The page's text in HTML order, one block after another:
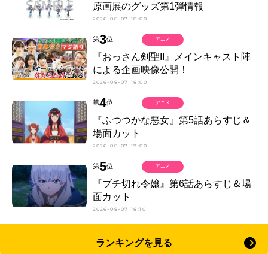
原画展のグッズ第1弾情報
2026-08-07 18:00
第3位
『おっさん剣聖II』メインキャスト陣
による企画映像公開！
2026-08-07 18:00
アニメ
第4位
『ふつつかな悪女』第5話あらすじ＆
場面カット
2026-08-07 19:00
アニメ
第5位
『ブチ切れ令嬢』第6話あらすじ＆場
面カット
2026-08-07 18:10
アニメ
ランキングを見る